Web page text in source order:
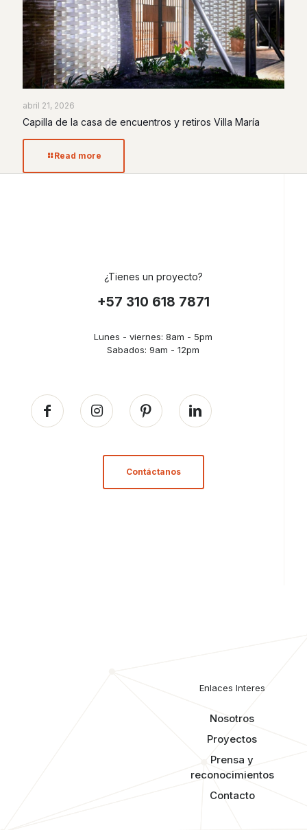
abril 21, 2026
Capilla de la casa de encuentros y retiros Villa María
Read more
¿Tienes un proyecto?
+57 310 618 7871
Lunes - viernes: 8am - 5pm
Sabados: 9am - 12pm
Contáctanos
Enlaces Interes
Nosotros
Proyectos
Prensa y
reconocimientos​
Contacto